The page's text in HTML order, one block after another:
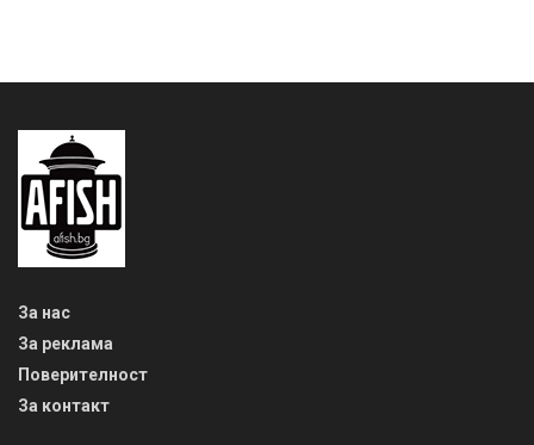
За нас
За реклама
Поверителност
За контакт